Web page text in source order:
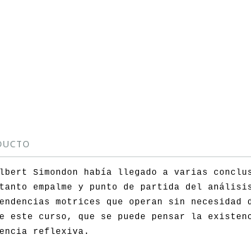
Simondon había llegado a varias
empalme y punto de partida del
motrices que operan sin necesidad
este curso, que se puede pensar la
reflexiva.